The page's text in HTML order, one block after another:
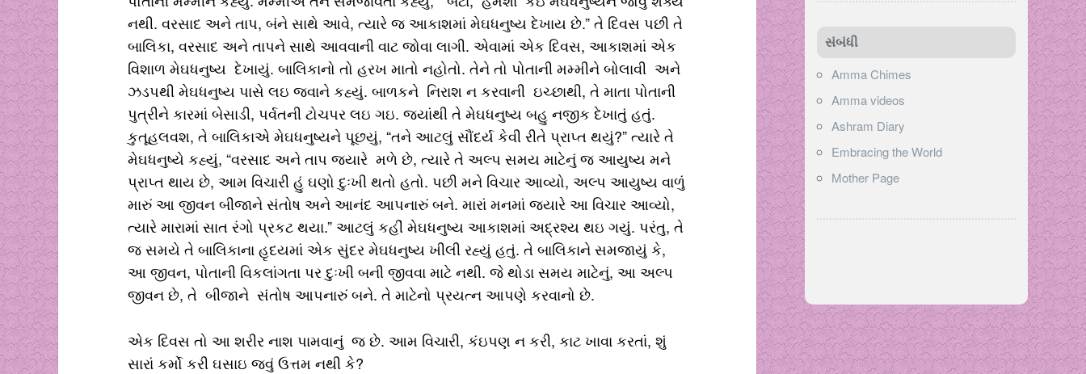
નથી. વરસાદ અને તાપ, બંને સાથે આવે, ત્યારે જ આકાશમાં મેઘધનુષ્ય દેખાય છે.” તે દિવસ પછી તે
બાલિકા, વરસાદ અને તાપને સાથે આવવાની વાટ જોવા લાગી. એવામાં એક દિવસ, આકાશમાં એક
વિશાળ મેઘધનુષ્ય દેખાયું. બાલિકાનો તો હરખ માતો નહોતો. તેને તો પોતાની મમ્મીને બોલાવી અને
ઝડપથી મેઘધનુષ્ય પાસે લઇ જવાને કહ્યું. બાળકને નિરાશ ન કરવાની ઇચ્છાથી, તે માતા પોતાની
પુત્રીને કારમાં બેસાડી, પર્વતની ટોચપર લઇ ગઇ. જયાંથી તે મેઘધનુષ્ય બહુ નજીક દેખાતું હતું.
કુતૂહલવશ, તે બાલિકાએ મેઘધનુષ્યને પૂછયું, “તને આટલું સૌંદર્ય કેવી રીતે પ્રાપ્ત થયું?” ત્યારે તે
મેઘધનુષ્યે કહ્યું, “વરસાદ અને તાપ જયારે મળે છે, ત્યારે તે અલ્પ સમય માટેનું જ આયુષ્ય મને
પ્રાપ્ત થાય છે, આમ વિચારી હું ઘણો દુઃખી થતો હતો. પછી મને વિચાર આવ્યો, અલ્પ આયુષ્ય વાળું
મારું આ જીવન બીજાને સંતોષ અને આનંદ આપનારું બને. મારાં મનમાં જયારે આ વિચાર આવ્યો,
ત્યારે મારામાં સાત રંગો પ્રકટ થયા.” આટલું કહીં મેઘધનુષ્ય આકાશમાં અદ્રશ્ય થઇ ગયું. પરંતુ, તે
જ સમયે તે બાલિકાના હૃદયમાં એક સુંદર મેઘધનુષ્ય ખીલી રહ્યું હતું. તે બાલિકાને સમજાયું કે,
આ જીવન, પોતાની વિકલાંગતા પર દુઃખી બની જીવવા માટે નથી. જે થોડા સમય માટેનું, આ અલ્પ
જીવન છે, તે બીજાને સંતોષ આપનારું બને. તે માટેનો પ્રયત્ન આપણે કરવાનો છે.
એક દિવસ તો આ શરીર નાશ પામવાનું જ છે. આમ વિચારી, કંઇપણ ન કરી, કાટ ખાવા કરતાં, શું
સારાં કર્મો કરી ઘસાઇ જવું ઉત્તમ નથી કે?
સંબંધી
Amma Chimes
Amma videos
Ashram Diary
Embracing the World
Mother Page